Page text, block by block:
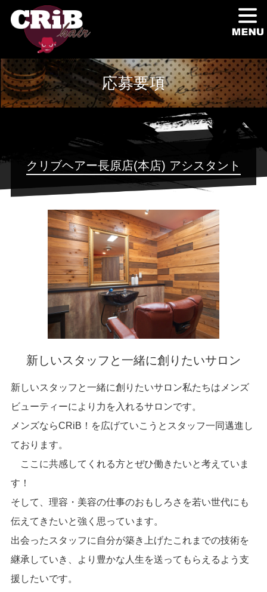
応募要項
クリブヘアー長原店(本店) アシスタント
新しいスタッフと一緒に創りたいサロン
新しいスタッフと一緒に創りたいサロン私たちはメンズ
ビューティーにより力を入れるサロンです。
メンズならCRiB！を広げていこうとスタッフ一同邁進し
ております。
ここに共感してくれる方とぜひ働きたいと考えていま
す！
そして、理容・美容の仕事のおもしろさを若い世代にも
伝えてきたいと強く思っています。
出会ったスタッフに自分が築き上げたこれまでの技術を
継承していき、より豊かな人生を送ってもらえるよう支
援したいです。